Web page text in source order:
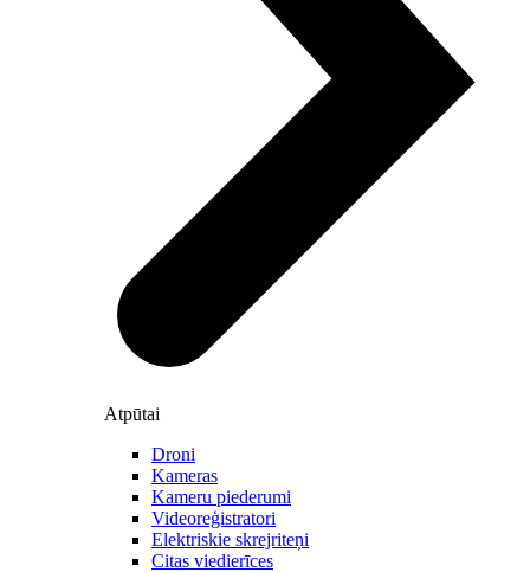
Atpūtai
Droni
Kameras
Kameru piederumi
Videoreģistratori
Elektriskie skrejriteņi
Citas viedierīces